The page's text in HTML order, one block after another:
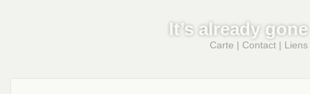
It’s already gone
Carte | Contact | Liens